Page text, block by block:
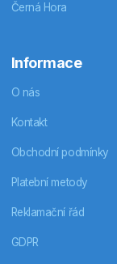
Černá Hora
Informace
O nás
Kontakt
Obchodní podmínky
Platební metody
Reklamační řád
GDPR